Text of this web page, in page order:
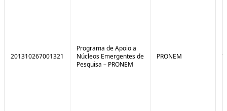
201310267001321
Programa de Apoio a
Núcleos Emergentes de
Pesquisa – PRONEM
PRONEM